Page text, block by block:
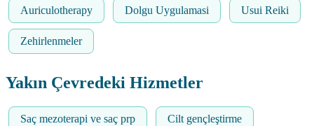
Auriculotherapy Dolgu Uygulamasi Usui Reiki
Zehirlenmeler
Yakın Çevredeki Hizmetler
Saç mezoterapi ve saç prp Cilt gençleştirme